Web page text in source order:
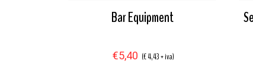
Bar Equipment
€5,40 (€ 4,43 + iva)